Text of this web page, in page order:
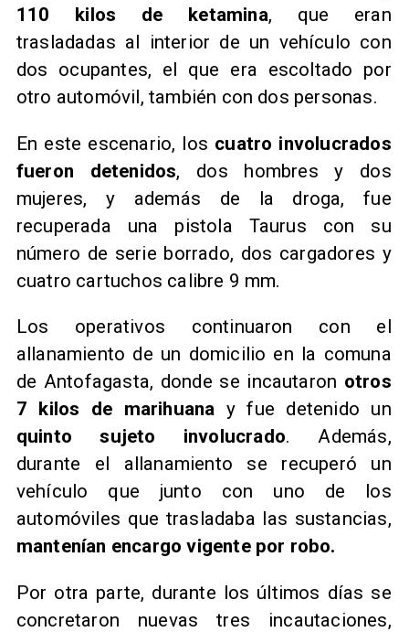
110 kilos de ketamina, que eran
trasladadas al interior de un vehículo con
dos ocupantes, el que era escoltado por
otro automóvil, también con dos personas.
​En este escenario, los cuatro involucrados
fueron detenidos, dos hombres y dos
mujeres, y además de la droga, fue
recuperada una pistola Taurus con su
número de serie borrado, dos cargadores y
cuatro cartuchos calibre 9 mm.
Los operativos continuaron con el
allanamiento de un domicilio en la comuna
de Antofagasta, donde se incautaron otros
7 kilos de marihuana y fue detenido un
quinto sujeto involucrado. Además,
durante el allanamiento se recuperó un
vehículo que junto con uno de los
automóviles que trasladaba las sustancias,
mantenían encargo vigente por robo.
Por otra parte, durante los últimos días se
concretaron nuevas tres incautaciones,